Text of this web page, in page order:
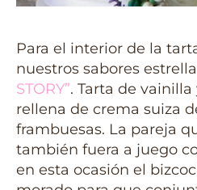
Para el interior de la
nuestros sabores
STORY”. Tarta de
rellena de crema suiza
frambuesas. La pareja
también fuera a juego
en esta ocasión el